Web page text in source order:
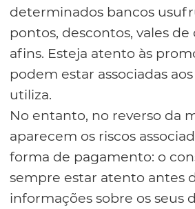
determinados bancos
pontos, descontos, vales de
afins. Esteja atento às
podem estar associadas
utiliza.
No entanto, no reverso da
aparecem os riscos
forma de pagamento: o
sempre estar atento antes
informações sobre os seus